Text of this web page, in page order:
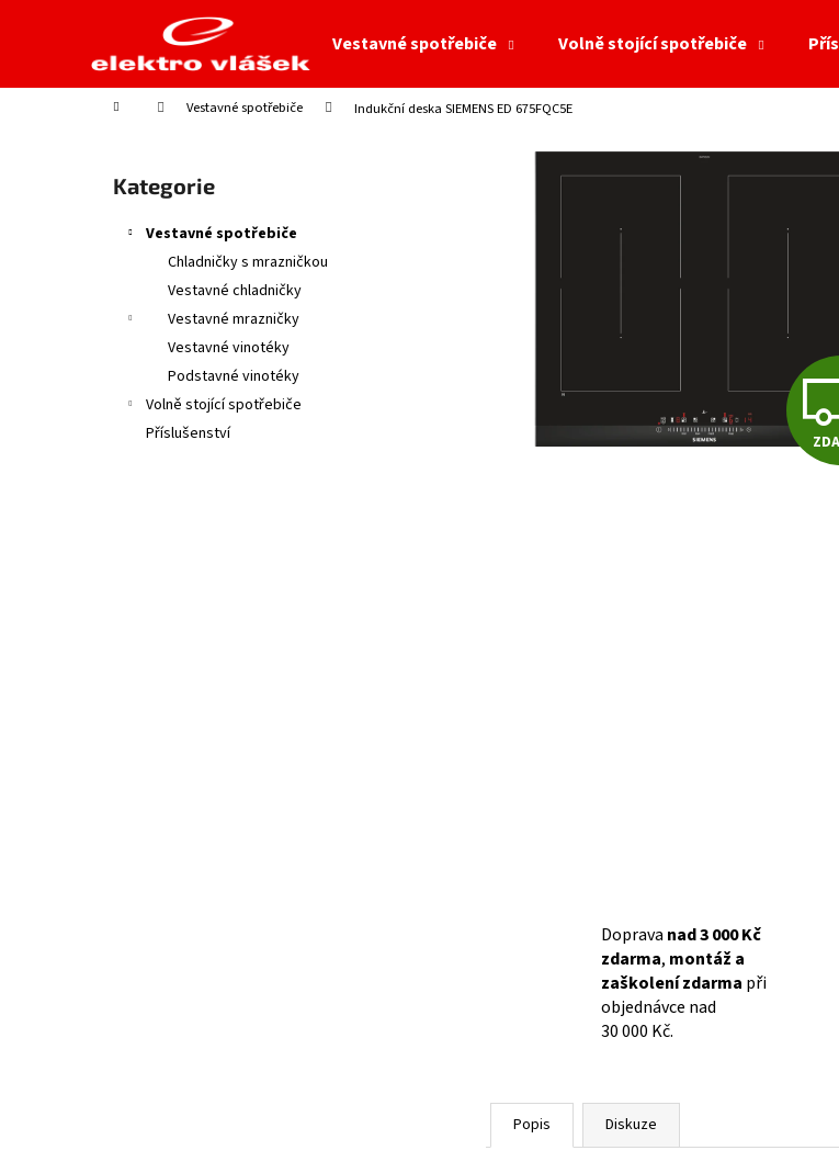
Vestavné spotřebiče Volně stojící spotřebiče
Domů Vestavné spotřebiče Indukční deska SIEMENS ED 675FQC5E
Přeskočit
kategorie
Kategorie
Vestavné spotřebiče
Chladničky s mrazničkou
Vestavné chladničky
Vestavné mrazničky
Vestavné vinotéky
Podstavné vinotéky
Volně stojící spotřebiče
Příslušenství
Doprava nad 3 000 Kč
zdarma, montáž a
zaškolení zdarma při
objednávce nad
30 000 Kč.
Popis Diskuze
í
Zpět
do
Zpět
do
Co potřebujete najít?